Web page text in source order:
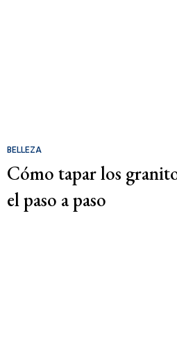
BELLEZA
Cómo tapar los
el paso a paso